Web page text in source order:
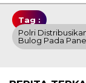
Tag :
Polri
Bulog Pada